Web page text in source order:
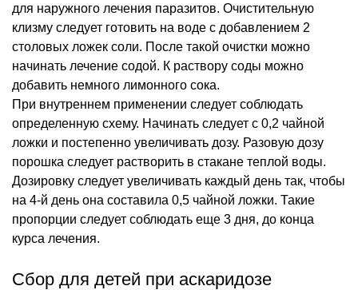
для наружного лечения паразитов. Очистительную
клизму следует готовить на воде с добавлением 2
столовых ложек соли. После такой очистки можно
начинать лечение содой. К раствору соды можно
добавить немного лимонного сока.
При внутреннем применении следует соблюдать
определенную схему. Начинать следует с 0,2 чайной
ложки и постепенно увеличивать дозу. Разовую дозу
порошка следует растворить в стакане теплой воды.
Дозировку следует увеличивать каждый день так, чтобы
на 4-й день она составила 0,5 чайной ложки. Такие
пропорции следует соблюдать еще 3 дня, до конца
курса лечения.
Сбор для детей при аскаридозе